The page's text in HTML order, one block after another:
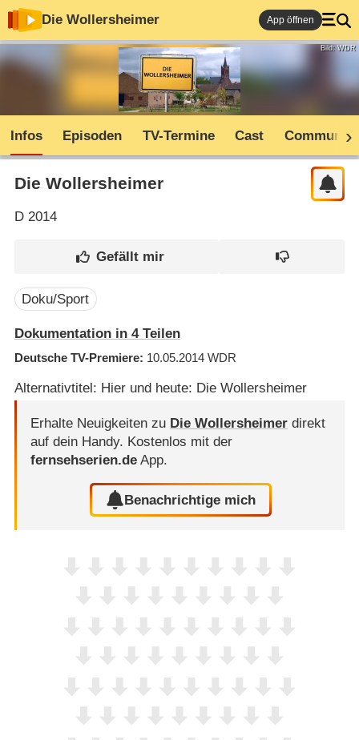
Die Wollersheimer App öffnen
Bild: WDR
Infos Episoden TV-Termine Cast Community
Die Wollersheimer
D2014
Doku/Sport
Dokumentation in 4 Teilen
Deutsche TV-Premiere 10.05.2014 WDR
Alternativtitel: Hier und heute: Die Wollersheimer
Erhalte Neuigkeiten zu Die Wollersheimerdirekt
auf dein Handy. Kostenlos mit der
fernsehserien.deApp.
Benachrichtige mich